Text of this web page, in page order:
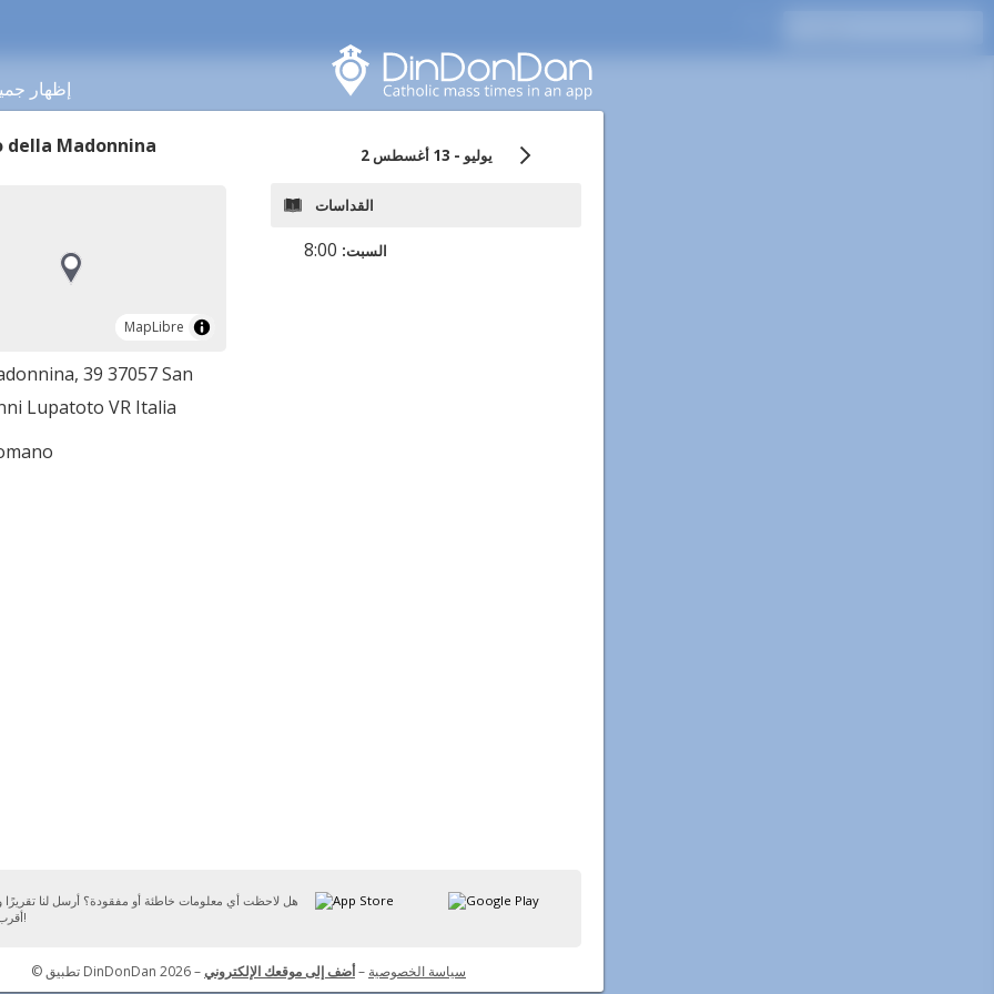
إظهار
della Madonnina
MapLibre
MapLibre
39 37057 San
Lupatoto VR Italia
2 يوليو - 13 أغسطس
القداسات
السبت:
هل لاحظت أي معلومات خاطئة أو مفقودة؟ أرسل لنا
أقرب وقت ممكن!
© تطبيق DinDonDan 2026 – سياسة الخصوصية –أضف إلى موقعك الإلكتروني